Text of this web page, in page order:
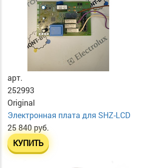
арт.
252993
Original
Электронная плата для SHZ-LCD
25 840 руб.
КУПИТЬ